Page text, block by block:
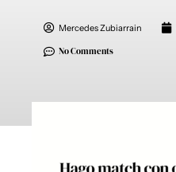
Mercedes Zubiarrain
No Comments